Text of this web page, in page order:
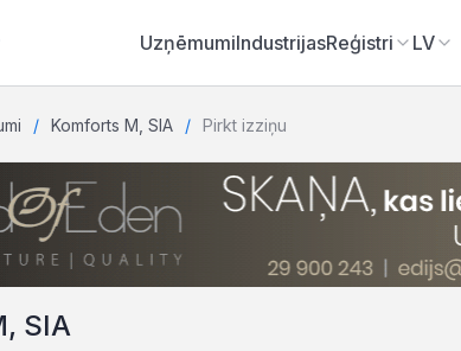
UzņēmumiIndustrijasReģistri LV
Komforts M, SIA Pirkt izziņu
SIA